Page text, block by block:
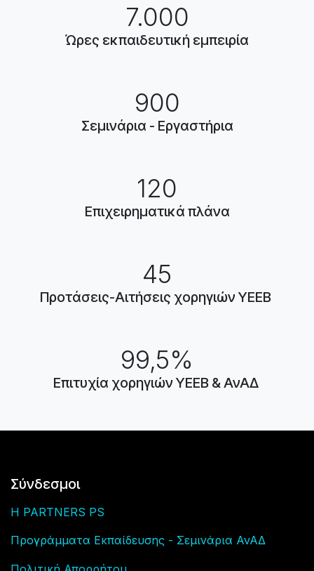
7.000
Ώρες εκπαιδευτική εμπειρία
900
Σεμινάρια - Εργαστήρια
120
Επιχειρηματικά πλάνα
45
Προτάσεις-Αιτήσεις χορηγιών ΥΕΕΒ
99,5%
Επιτυχία χορηγιών ΥΕΕΒ & ΑνΑΔ
Σύνδεσμοι
H PARTNERS PS
Προγράμματα Εκπαίδευσης - Σεμινάρια ΑνΑΔ